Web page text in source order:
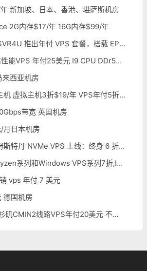
新加坡、日本、香港、堪萨斯机房
2G内存$17/年 16G内存$99/年
马来西亚主机商 SVR4U 推出年付 VPS 套餐，搭载 EPYC/至强铂金，支持支付宝
DediRock 新上高性能VPS 年付25美元 I9 CPU DDr5内存 纽约机房
西亚机房
HawkHost/老鹰主机 虚拟主机3折$19/年 VPS年付5折$25/年
带宽 英国机房
月日本机房
AirNode 荷兰阿姆斯特丹 NVMe VPS 上线：终身 6 折，€1.99/月起，2.5Tbit/s DDoS 防护
DesiVPS AMD Ryzen系列和Windows VPS系列7折,Intel系列年付11.6美元
vps 年付 7 美元
德国机房
DediOne 新增洛杉矶CMIN2线路VPS年付20美元 不限流量